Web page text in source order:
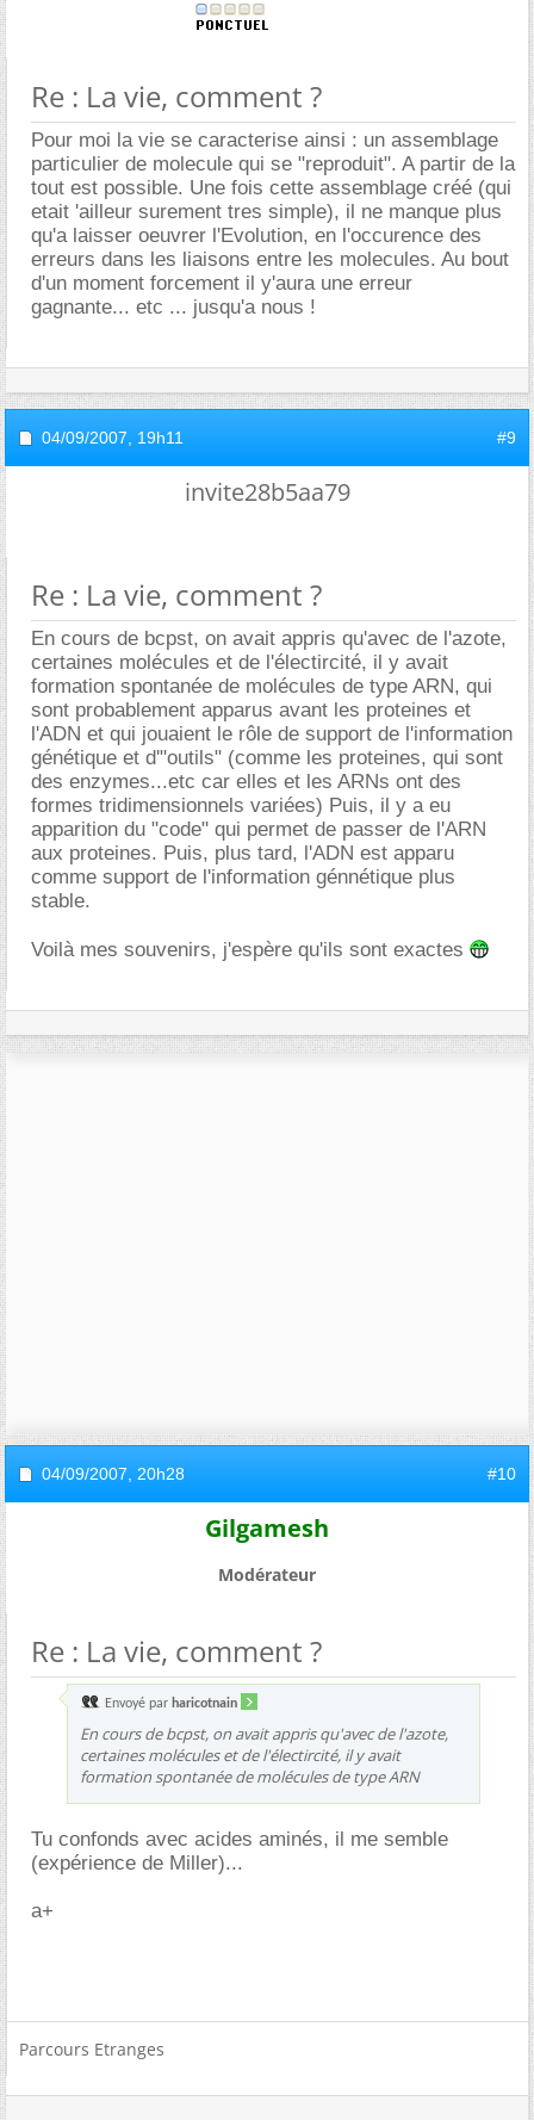
Re : La vie, comment ?
Pour moi la vie se caracterise ainsi : un assemblage
particulier de molecule qui se "reproduit". A partir de la
tout est possible. Une fois cette assemblage créé (qui
etait 'ailleur surement tres simple), il ne manque plus
qu'a laisser oeuvrer l'Evolution, en l'occurence des
erreurs dans les liaisons entre les molecules. Au bout
d'un moment forcement il y'aura une erreur
gagnante... etc ... jusqu'a nous !
04/09/2007, 19h11 #9
invite28b5aa79
Re : La vie, comment ?
En cours de bcpst, on avait appris qu'avec de l'azote,
certaines molécules et de l'électircité, il y avait
formation spontanée de molécules de type ARN, qui
sont probablement apparus avant les proteines et
l'ADN et qui jouaient le rôle de support de l'information
génétique et d'"outils" (comme les proteines, qui sont
des enzymes...etc car elles et les ARNs ont des
formes tridimensionnels variées) Puis, il y a eu
apparition du "code" qui permet de passer de l'ARN
aux proteines. Puis, plus tard, l'ADN est apparu
comme support de l'information génnétique plus
stable.
Voilà mes souvenirs, j'espère qu'ils sont exactes
04/09/2007, 20h28 #10
Gilgamesh
Modérateur
Re : La vie, comment ?
Envoyé par haricotnain
En cours de bcpst, on avait appris qu'avec de l'azote,
certaines molécules et de l'électircité, il y avait
formation spontanée de molécules de type ARN
Tu confonds avec acides aminés, il me semble
(expérience de Miller)...
a+
Parcours Etranges